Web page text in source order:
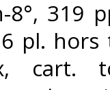
8°, 319
pl. hors
cart.